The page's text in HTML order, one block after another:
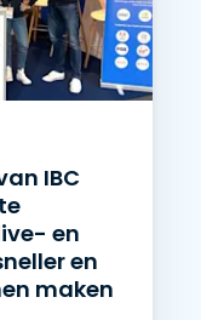
IBC
en
en
maken